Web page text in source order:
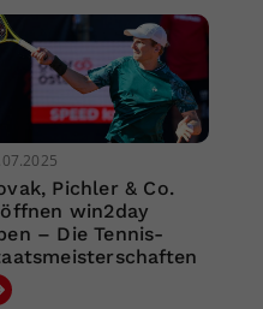
Pichler & Co.
win2day
– Die Tennis-